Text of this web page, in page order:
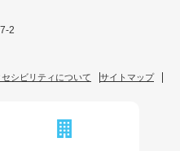
2
シビリティについて
サイトマップ